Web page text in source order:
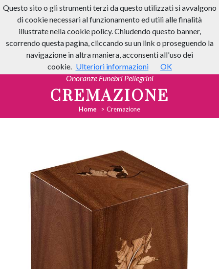
Onoranze Funebri Pellegrini
CREMAZIONE
Home Cremazione
Questo sito o gli strumenti terzi da questo utilizzati si avvalgono
di cookie necessari al funzionamento ed utili alle finalità
illustrate nella cookie policy. Chiudendo questo banner,
scorrendo questa pagina, cliccando su un link o proseguendo la
navigazione in altra maniera, acconsenti all'uso dei
cookie. Ulteriori informazioni OK